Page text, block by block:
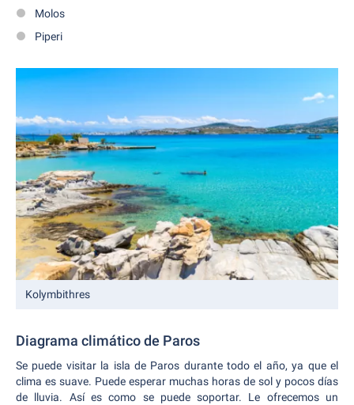
Molos
Piperi
Kolymbithres
Diagrama climático de Paros
Se puede visitar la isla de Paros durante todo el año, ya que el
clima es suave. Puede esperar muchas horas de sol y pocos días
de lluvia. Así es como se puede soportar. Le ofrecemos un